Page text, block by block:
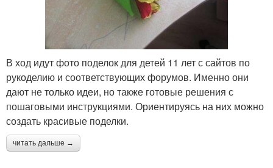
В ход идут фото поделок для детей 11 лет с сайтов по
рукоделию и соответствующих форумов. Именно они
дают не только идеи, но также готовые решения с
пошаговыми инструкциями. Ориентируясь на них можно
создать красивые поделки.
читать дальше →